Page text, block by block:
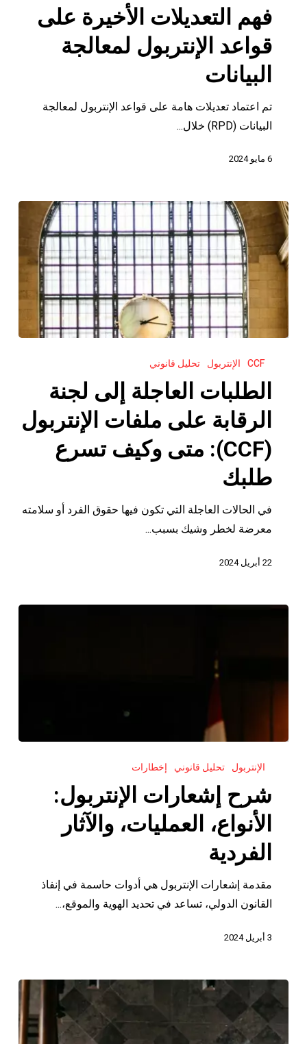
الأخيرة
قواعد
الإنتربول
لمعالجة
البيانات
فهم التعديلات الأخيرة على
قواعد الإنتربول لمعالجة
البيانات
تم اعتماد تعديلات هامة على قواعد الإنتربول لمعالجة
البيانات (RPD) خلال...
6 مايو 2024
العاجلة
لجنة
الرقابة
على
ملفات
الإنتربول
وكيف
تسرع
CCF الإنتربول تحليل قانوني
الطلبات العاجلة إلى لجنة
الرقابة على ملفات الإنتربول
(CCF): متى وكيف تسرع
طلبك
في الحالات العاجلة التي تكون فيها حقوق الفرد أو سلامته
معرضة لخطر وشيك بسبب...
22 أبريل 2024
إشعارات
الإنتربول:
الأنواع،
العمليات،
والآثار
الفردية
الإنتربول تحليل قانوني إخطارات
شرح إشعارات الإنتربول:
الأنواع، العمليات، والآثار
الفردية
مقدمة إشعارات الإنتربول هي أدوات حاسمة في إنفاذ
القانون الدولي، تساعد في تحديد الهوية والموقع،...
3 أبريل 2024